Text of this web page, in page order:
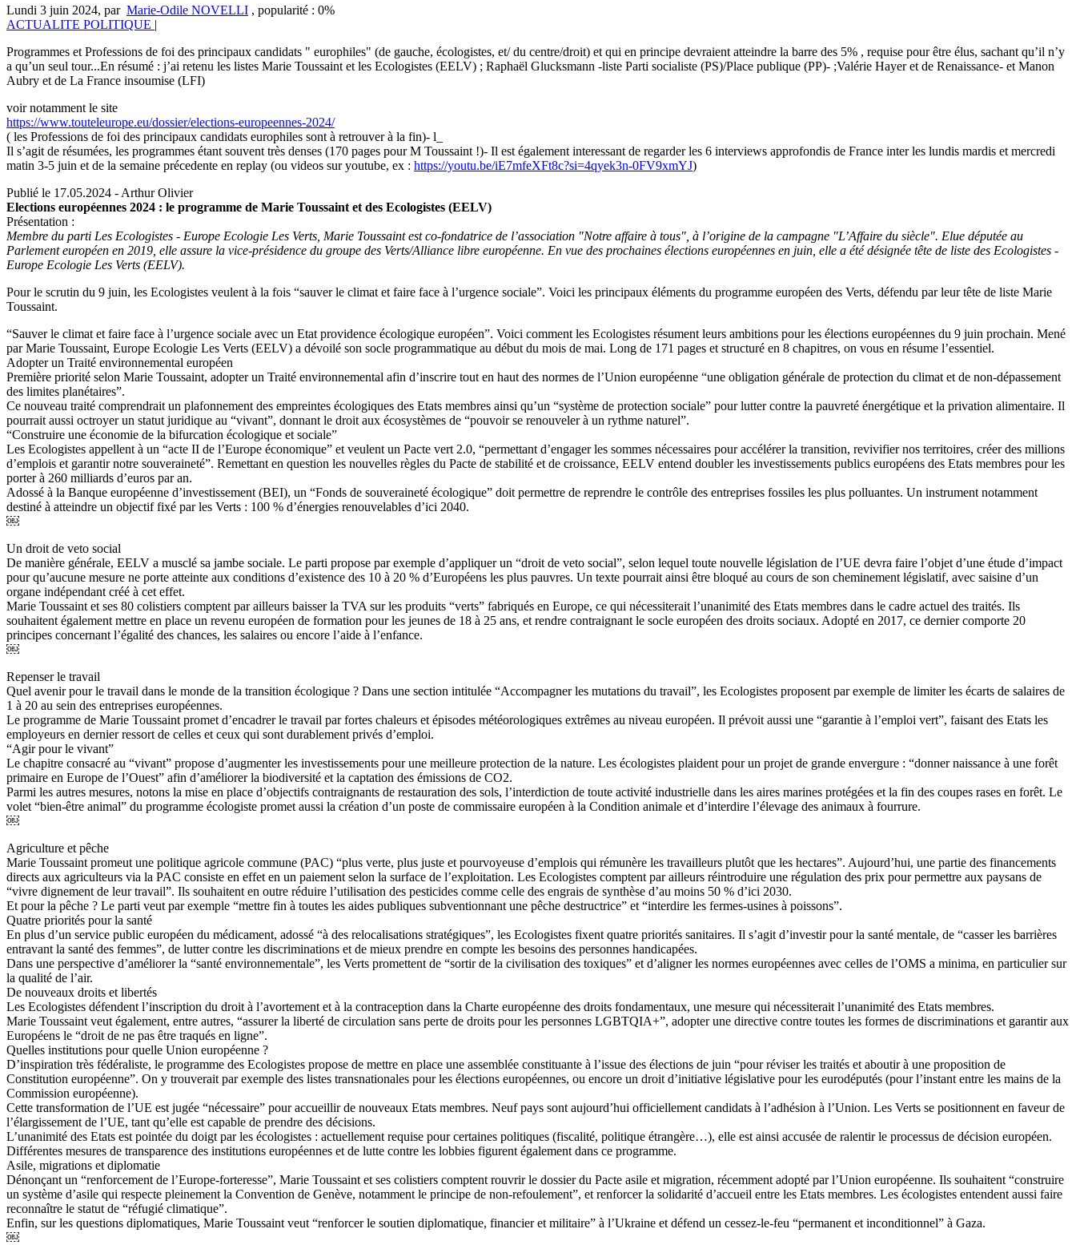
Lundi 3 juin 2024, par Marie-Odile NOVELLI , popularité : 0%
ACTUALITE POLITIQUE |
Programmes et Professions de foi des principaux candidats " europhiles" (de gauche, écologistes, et/ du centre/droit) et qui en principe devraient atteindre la barre des 5% , requise pour être élus, sachant qu’il n’y
a qu’un seul tour...En résumé : j’ai retenu les listes Marie Toussaint et les Ecologistes (EELV) ; Raphaël Glucksmann -liste Parti socialiste (PS)/Place publique (PP)- ;Valérie Hayer et de Renaissance- et Manon
Aubry et de La France insoumise (LFI)
voir notamment le site
https://www.touteleurope.eu/dossier/elections-europeennes-2024/
( les Professions de foi des principaux candidats europhiles sont à retrouver à la fin)- l_
Il s’agit de résumées, les programmes étant souvent très denses (170 pages pour M Toussaint !)- Il est également interessant de regarder les 6 interviews approfondis de France inter les lundis mardis et mercredi
matin 3-5 juin et de la semaine précedente en replay (ou videos sur youtube, ex : https://youtu.be/iE7mfeXFt8c?si=4qyek3n-0FV9xmYJ)
Publié le 17.05.2024 - Arthur Olivier
Elections européennes 2024 : le programme de Marie Toussaint et des Ecologistes (EELV)
Présentation :
Membre du parti Les Ecologistes - Europe Ecologie Les Verts, Marie Toussaint est co-fondatrice de l’association "Notre affaire à tous", à l’origine de la campagne "L’Affaire du siècle". Elue députée au
Parlement européen en 2019, elle assure la vice-présidence du groupe des Verts/Alliance libre européenne. En vue des prochaines élections européennes en juin, elle a été désignée tête de liste des Ecologistes -
Europe Ecologie Les Verts (EELV).
Pour le scrutin du 9 juin, les Ecologistes veulent à la fois “sauver le climat et faire face à l’urgence sociale”. Voici les principaux éléments du programme européen des Verts, défendu par leur tête de liste Marie
Toussaint.
“Sauver le climat et faire face à l’urgence sociale avec un Etat providence écologique européen”. Voici comment les Ecologistes résument leurs ambitions pour les élections européennes du 9 juin prochain. Mené
par Marie Toussaint, Europe Ecologie Les Verts (EELV) a dévoilé son socle programmatique au début du mois de mai. Long de 171 pages et structuré en 8 chapitres, on vous en résume l’essentiel.
Adopter un Traité environnemental européen
Première priorité selon Marie Toussaint, adopter un Traité environnemental afin d’inscrire tout en haut des normes de l’Union européenne “une obligation générale de protection du climat et de non-dépassement
des limites planétaires”.
Ce nouveau traité comprendrait un plafonnement des empreintes écologiques des Etats membres ainsi qu’un “système de protection sociale” pour lutter contre la pauvreté énergétique et la privation alimentaire. Il
pourrait aussi octroyer un statut juridique au “vivant”, donnant le droit aux écosystèmes de “pouvoir se renouveler à un rythme naturel”.
“Construire une économie de la bifurcation écologique et sociale”
Les Ecologistes appellent à un “acte II de l’Europe économique” et veulent un Pacte vert 2.0, “permettant d’engager les sommes nécessaires pour accélérer la transition, revivifier nos territoires, créer des millions
d’emplois et garantir notre souveraineté”. Remettant en question les nouvelles règles du Pacte de stabilité et de croissance, EELV entend doubler les investissements publics européens des Etats membres pour les
porter à 260 milliards d’euros par an.
Adossé à la Banque européenne d’investissement (BEI), un “Fonds de souveraineté écologique” doit permettre de reprendre le contrôle des entreprises fossiles les plus polluantes. Un instrument notamment
destiné à atteindre un objectif fixé par les Verts : 100 % d’énergies renouvelables d’ici 2040.
￼
Un droit de veto social
De manière générale, EELV a musclé sa jambe sociale. Le parti propose par exemple d’appliquer un “droit de veto social”, selon lequel toute nouvelle législation de l’UE devra faire l’objet d’une étude d’impact
pour qu’aucune mesure ne porte atteinte aux conditions d’existence des 10 à 20 % d’Européens les plus pauvres. Un texte pourrait ainsi être bloqué au cours de son cheminement législatif, avec saisine d’un
organe indépendant créé à cet effet.
Marie Toussaint et ses 80 colistiers comptent par ailleurs baisser la TVA sur les produits “verts” fabriqués en Europe, ce qui nécessiterait l’unanimité des Etats membres dans le cadre actuel des traités. Ils
souhaitent également mettre en place un revenu européen de formation pour les jeunes de 18 à 25 ans, et rendre contraignant le socle européen des droits sociaux. Adopté en 2017, ce dernier comporte 20
principes concernant l’égalité des chances, les salaires ou encore l’aide à l’enfance.
￼
Repenser le travail
Quel avenir pour le travail dans le monde de la transition écologique ? Dans une section intitulée “Accompagner les mutations du travail”, les Ecologistes proposent par exemple de limiter les écarts de salaires de
1 à 20 au sein des entreprises européennes.
Le programme de Marie Toussaint promet d’encadrer le travail par fortes chaleurs et épisodes météorologiques extrêmes au niveau européen. Il prévoit aussi une “garantie à l’emploi vert”, faisant des Etats les
employeurs en dernier ressort de celles et ceux qui sont durablement privés d’emploi.
“Agir pour le vivant”
Le chapitre consacré au “vivant” propose d’augmenter les investissements pour une meilleure protection de la nature. Les écologistes plaident pour un projet de grande envergure : “donner naissance à une forêt
primaire en Europe de l’Ouest” afin d’améliorer la biodiversité et la captation des émissions de CO2.
Parmi les autres mesures, notons la mise en place d’objectifs contraignants de restauration des sols, l’interdiction de toute activité industrielle dans les aires marines protégées et la fin des coupes rases en forêt. Le
volet “bien-être animal” du programme écologiste promet aussi la création d’un poste de commissaire européen à la Condition animale et d’interdire l’élevage des animaux à fourrure.
￼
Agriculture et pêche
Marie Toussaint promeut une politique agricole commune (PAC) “plus verte, plus juste et pourvoyeuse d’emplois qui rémunère les travailleurs plutôt que les hectares”. Aujourd’hui, une partie des financements
directs aux agriculteurs via la PAC consiste en effet en un paiement selon la surface de l’exploitation. Les Ecologistes comptent par ailleurs réintroduire une régulation des prix pour permettre aux paysans de
“vivre dignement de leur travail”. Ils souhaitent en outre réduire l’utilisation des pesticides comme celle des engrais de synthèse d’au moins 50 % d’ici 2030.
Et pour la pêche ? Le parti veut par exemple “mettre fin à toutes les aides publiques subventionnant une pêche destructrice” et “interdire les fermes-usines à poissons”.
Quatre priorités pour la santé
En plus d’un service public européen du médicament, adossé “à des relocalisations stratégiques”, les Ecologistes fixent quatre priorités sanitaires. Il s’agit d’investir pour la santé mentale, de “casser les barrières
entravant la santé des femmes”, de lutter contre les discriminations et de mieux prendre en compte les besoins des personnes handicapées.
Dans une perspective d’améliorer la “santé environnementale”, les Verts promettent de “sortir de la civilisation des toxiques” et d’aligner les normes européennes avec celles de l’OMS a minima, en particulier sur
la qualité de l’air.
De nouveaux droits et libertés
Les Ecologistes défendent l’inscription du droit à l’avortement et à la contraception dans la Charte européenne des droits fondamentaux, une mesure qui nécessiterait l’unanimité des Etats membres.
Marie Toussaint veut également, entre autres, “assurer la liberté de circulation sans perte de droits pour les personnes LGBTQIA+”, adopter une directive contre toutes les formes de discriminations et garantir aux
Européens le “droit de ne pas être traqués en ligne”.
Quelles institutions pour quelle Union européenne ?
D’inspiration très fédéraliste, le programme des Ecologistes propose de mettre en place une assemblée constituante à l’issue des élections de juin “pour réviser les traités et aboutir à une proposition de
Constitution européenne”. On y trouverait par exemple des listes transnationales pour les élections européennes, ou encore un droit d’initiative législative pour les eurodéputés (pour l’instant entre les mains de la
Commission européenne).
Cette transformation de l’UE est jugée “nécessaire” pour accueillir de nouveaux Etats membres. Neuf pays sont aujourd’hui officiellement candidats à l’adhésion à l’Union. Les Verts se positionnent en faveur de
l’élargissement de l’UE, tant qu’elle est capable de prendre des décisions.
L’unanimité des Etats est pointée du doigt par les écologistes : actuellement requise pour certaines politiques (fiscalité, politique étrangère…), elle est ainsi accusée de ralentir le processus de décision européen.
Différentes mesures de transparence des institutions européennes et de lutte contre les lobbies figurent également dans ce programme.
Asile, migrations et diplomatie
Dénonçant un “renforcement de l’Europe-forteresse”, Marie Toussaint et ses colistiers comptent rouvrir le dossier du Pacte asile et migration, récemment adopté par l’Union européenne. Ils souhaitent “construire
un système d’asile qui respecte pleinement la Convention de Genève, notamment le principe de non-refoulement”, et renforcer la solidarité d’accueil entre les Etats membres. Les écologistes entendent aussi faire
reconnaître le statut de “réfugié climatique”.
Enfin, sur les questions diplomatiques, Marie Toussaint veut “renforcer le soutien diplomatique, financier et militaire” à l’Ukraine et défend un cessez-le-feu “permanent et inconditionnel” à Gaza.
￼